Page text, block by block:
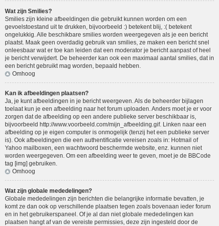
Wat zijn Smilies?
Smilies zijn kleine afbeeldingen die gebruikt kunnen worden om een
gevoelstoestand uit te drukken, bijvoorbeeld :) betekent blij, :( betekent
ongelukkig. Alle beschikbare smilies worden weergegeven als je een bericht
plaatst. Maak geen overdadig gebruik van smilies, ze maken een bericht snel
onleesbaar wat er toe kan leiden dat een moderator je bericht aanpast of heel
je bericht verwijdert. De beheerder kan ook een maximaal aantal smilies, dat in
een bericht gebruikt mag worden, bepaald hebben.
Omhoog
Kan ik afbeeldingen plaatsen?
Ja, je kunt afbeeldingen in je bericht weergeven. Als de beheerder bijlagen
toelaat kun je een afbeelding naar het forum uploaden. Anders moet je er voor
zorgen dat de afbeelding op een andere publieke server beschikbaar is,
bijvoorbeeld http://www.voorbeeld.com/mijn_afbeelding.gif. Linken naar een
afbeelding op je eigen computer is onmogelijk (tenzij het een publieke server
is). Ook afbeeldingen die een authentificatie vereisen zoals in: Hotmail of
Yahoo mailboxen, een wachtwoord beschermde website, enz. kunnen niet
worden weergegeven. Om een afbeelding weer te geven, moet je de BBCode
tag [img] gebruiken.
Omhoog
Wat zijn globale mededelingen?
Globale mededelingen zijn berichten die belangrijke informatie bevatten, je
komt ze dan ook op verschillende plaatsen tegen zoals bovenaan ieder forum
en in het gebruikerspaneel. Of je al dan niet globale mededelingen kan
plaatsen hangt af van de vereiste permissies, deze zijn ingesteld door de